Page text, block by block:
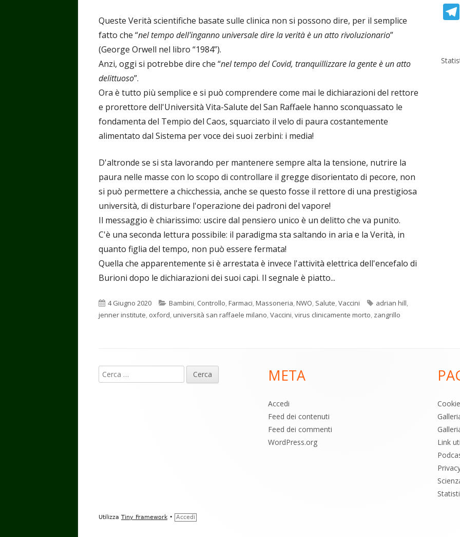
Queste Verità scientifiche basate sulle clinica non si possono dire, per il semplice
fatto che “nel tempo dell'inganno universale dire la verità è un atto rivoluzionario”
(George Orwell nel libro “1984”).
Anzi, oggi si potrebbe dire che “nel tempo del Covid, tranquillizzare la gente è un atto
delittuoso”.
Ora è tutto più semplice e si può comprendere come mai le dichiarazioni del rettore
e prorettore dell'Università Vita-Salute del San Raffaele hanno sconquassato le
fondamenta del Tempio del Caos, squarciato il velo di paura costantemente
alimentato dal Sistema per voce dei suoi zerbini: i media!
D'altronde se si sta lavorando per mantenere sempre alta la tensione, nutrire la
paura nelle masse con lo scopo di controllare il gregge disorientato di pecore, non
si può permettere a chicchessia, anche se questo fosse il rettore di una prestigiosa
università, di disturbare l'operazione dei padroni del vapore!
Il messaggio è chiarissimo: uscire dal pensiero unico è un delitto che va punito.
C'è una seconda lettura possibile: il paradigma sta saltando in aria e la Verità, in
quanto figlia del tempo, non può essere fermata!
Quella che apparentemente si è arrestata è invece l'attività elettrica dell'encefalo di
Burioni dopo le dichiarazioni dei suoi capi. Il segnale è piatto...
Pubblicato
4 Giugno 2020 Categorie
Bambini, Controllo,Farmaci,Massoneria,NWO, Salute,Vaccini Tag
adrian hill,
jenner institute, oxford,università san raffaele milano,Vaccini,virus clinicamente morto, zangrillo
piè
Ricerca
per:
META
Accedi
Feed dei contenuti
Feed dei commenti
WordPress.org
Link
Utilizza Tiny Framework • Accedi